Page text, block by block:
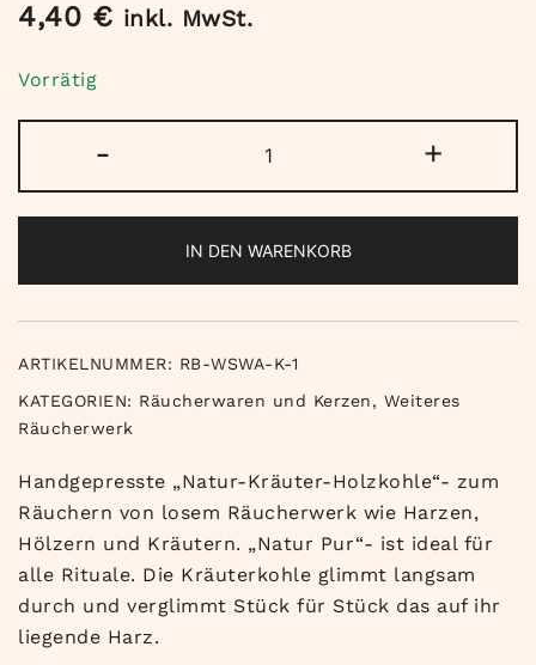
4,40 € inkl. MwSt.
Vorrätig
-
Pur
Räucherkohle
+
IN DEN WARENKORB
ARTIKELNUMMER: RB-WSWA-K-1
KATEGORIEN: Räucherwaren und Kerzen, Weiteres
Räucherwerk
Handgepresste „Natur-Kräuter-Holzkohle“- zum
Räuchern von losem Räucherwerk wie Harzen,
Hölzern und Kräutern. „Natur Pur“- ist ideal für
alle Rituale. Die Kräuterkohle glimmt langsam
durch und verglimmt Stück für Stück das auf ihr
liegende Harz.